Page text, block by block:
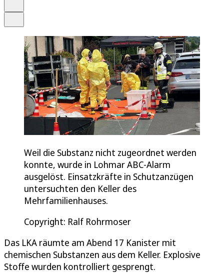
Weil die Substanz nicht zugeordnet werden
konnte, wurde in Lohmar ABC-Alarm
ausgelöst. Einsatzkräfte in Schutzanzügen
untersuchten den Keller des
Mehrfamilienhauses.
Copyright: Ralf Rohrmoser
Das LKA räumte am Abend 17 Kanister mit
chemischen Substanzen aus dem Keller. Explosive
Stoffe wurden kontrolliert gesprengt.